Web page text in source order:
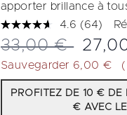
apporter brillance à
4.6 Lire
64
avis.
Lien
la
même
page.
(64)
Prix de vente :
33,00 € Prix
Sauvegarder 6,00 €
PROFITEZ DE 10 € DE
€ AVEC